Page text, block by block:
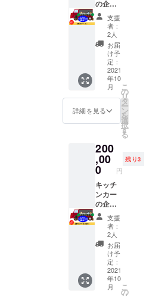
ファー
ムガー
デン 兵
庫県美
方郡香
美町村
岡区村
岡区大
糠32-1
の詳細
はメー
ルにて
打合せ
させて
いただ
きま
す。 ※
現地ま
でのガ
ソリン
代は別
※有効期
限は
2021年
10月〜
2022年
9月末ま
でで
す。
社限定
になり
ます。
※掲載内
容は
メール
にて打
合せさ
せてい
ただき
ます。
の企業
スポン
サーに
なれる
権利で
す。
キッチ
ンカー
の右側
面にお
名前を
掲載さ
せてい
ただき
あなた
の企業
のお名
前をPR
できま
す。 10
社限定
になり
ます。
※掲載内
容は
メール
にて打
合せさ
せてい
ただき
支援
者：
2人
お届
け予
定：
2021
年10
月
詳細を見る
こ
の
リ
タ
ー
ン
を
選
択
す
る
200
,00
0 円
残り3
キッチ
ンカー
の企業
スポン
サーに
なれる
権利で
す。
キッチ
ンカー
の左側
面に右
支援
者：
2人
お届
け予
定：
2021
年10
月
こ
の